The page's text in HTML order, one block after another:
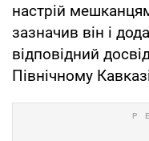
настрій
зазначив він і
відповідний
Північному